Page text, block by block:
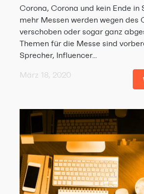
Corona, Corona und kein Ende in
mehr Messen werden wegen des
verschoben oder sogar ganz
Themen für die Messe sind
Sprecher, Influencer…
März 18, 2020